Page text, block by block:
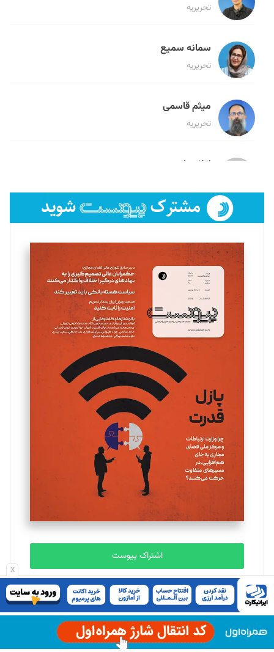
x
تحریریه
سمانه سمیع
تحریریه
میثم قاسمی
تحریریه
لیلا حنارود
فائزه فتحی رستمی
تحریریه
سروش کرمیان
تحریریه
مینا پاکدل
یسنا امان‌پور
تحریریه
ملینا جعفری
تحریریه
مصطفی مسجدی آرانی
تحریریه
بابک نقاش
تحریریه
اشتراک پیوست